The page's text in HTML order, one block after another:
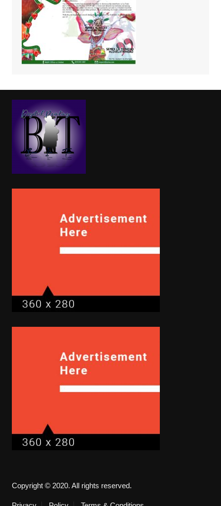
Copyright © 2020. All rights reserved.